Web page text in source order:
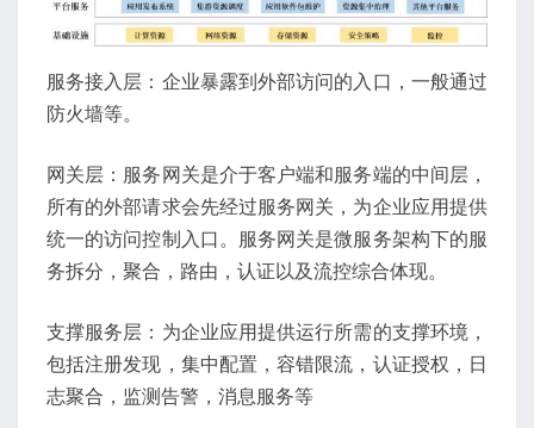
服务接入层：企业暴露到外部访问的入口，一般通过
防火墙等。
网关层：服务网关是介于客户端和服务端的中间层，
所有的外部请求会先经过服务网关，为企业应用提供
统一的访问控制入口。服务网关是微服务架构下的服
务拆分，聚合，路由，认证以及流控综合体现。
支撑服务层：为企业应用提供运行所需的支撑环境，
包括注册发现，集中配置，容错限流，认证授权，日
志聚合，监测告警，消息服务等